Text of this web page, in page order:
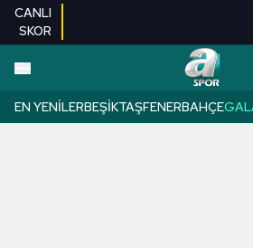
CANLI
SKOR
EN YENILERBEŞIKTAŞFENERBAHÇE